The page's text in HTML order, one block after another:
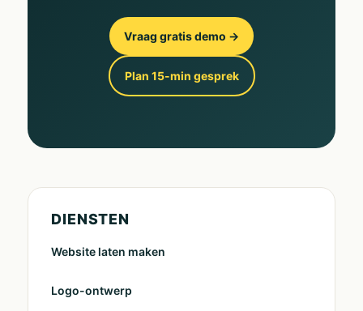
Vraag gratis demo →
Plan 15-min gesprek
DIENSTEN
Website laten maken
Logo-ontwerp